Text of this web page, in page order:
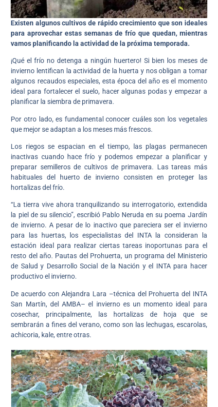
Existen algunos cultivos de rápido crecimiento que son ideales
para aprovechar estas semanas de frío que quedan, mientras
vamos planificando la actividad de la próxima temporada.
¡Qué el frío no detenga a ningún huertero! Si bien los meses de
invierno lentifican la actividad de la huerta y nos obligan a tomar
algunos recaudos especiales, esta época del año es el momento
ideal para fortalecer el suelo, hacer algunas podas y empezar a
planificar la siembra de primavera.
Por otro lado, es fundamental conocer cuáles son los vegetales
que mejor se adaptan a los meses más frescos.
Los riegos se espacian en el tiempo, las plagas permanecen
inactivas cuando hace frío y podemos empezar a planificar y
preparar semilleros de cultivos de primavera. Las tareas más
habituales del huerto de invierno consisten en proteger las
hortalizas del frío.
“La tierra vive ahora tranquilizando su interrogatorio, extendida
la piel de su silencio”, escribió Pablo Neruda en su poema Jardín
de invierno. A pesar de lo inactivo que pareciera ser el invierno
para las huertas, los especialistas del INTA la consideran la
estación ideal para realizar ciertas tareas inoportunas para el
resto del año. Pautas del Prohuerta, un programa del Ministerio
de Salud y Desarrollo Social de la Nación y el INTA para hacer
productivo el invierno.
De acuerdo con Alejandra Lara –técnica del Prohuerta del INTA
San Martín, del AMBA– el invierno es un momento ideal para
cosechar, principalmente, las hortalizas de hoja que se
sembrarán a fines del verano, como son las lechugas, escarolas,
achicoria, kale, entre otras.